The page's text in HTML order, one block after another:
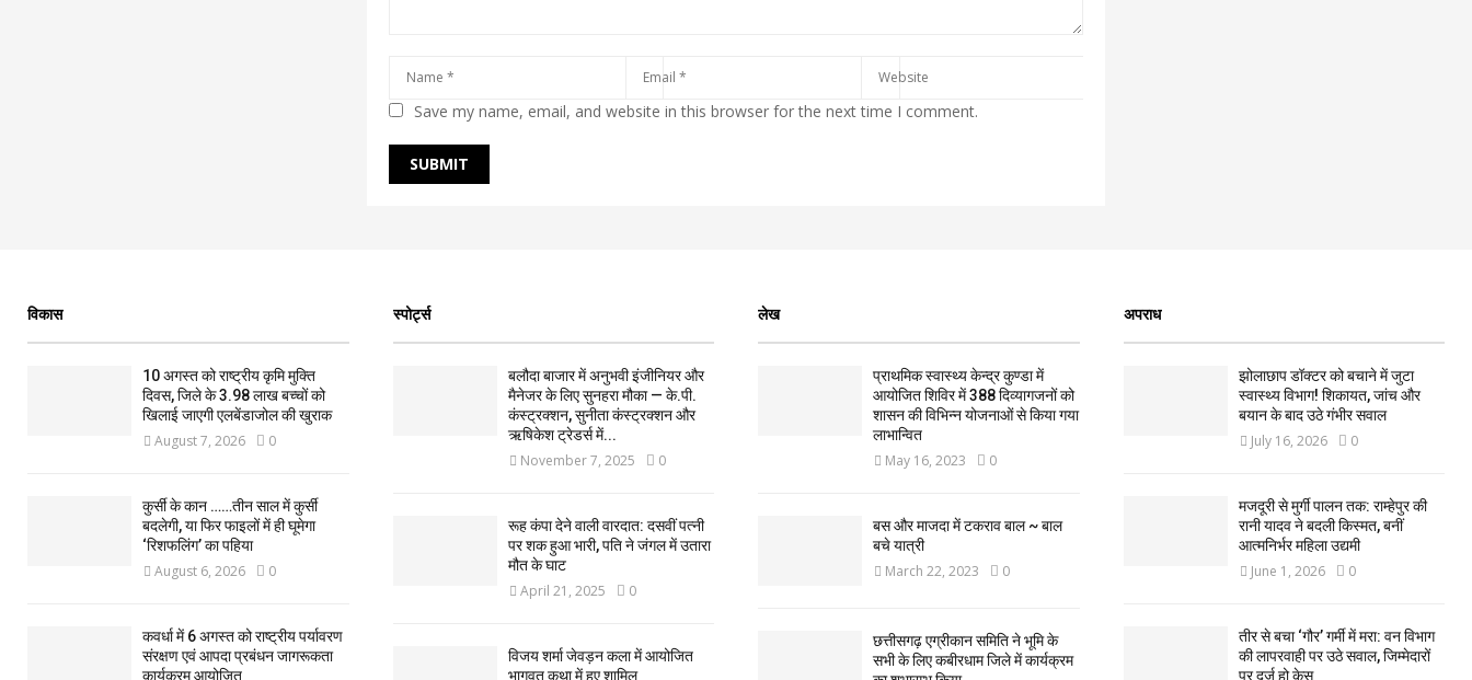
Save my name, email, and website in this browser for the next time I comment.
विकास
10 अगस्त को राष्ट्रीय कृमि मुक्ति
दिवस, जिले के 3.98 लाख बच्चों को
खिलाई जाएगी एलबेंडाजोल की खुराक
August 7, 2026 0
कुर्सी के कान ……तीन साल में कुर्सी
बदलेगी, या फिर फाइलों में ही घूमेगा
‘रिशफलिंग’ का पहिया
August 6, 2026 0
कवर्धा में 6 अगस्त को राष्ट्रीय पर्यावरण
संरक्षण एवं आपदा प्रबंधन जागरूकता
कार्यक्रम आयोजित
स्पोर्ट्स
बलौदा बाजार में अनुभवी इंजीनियर और
मैनेजर के लिए सुनहरा मौका — के.पी.
कंस्ट्रक्शन, सुनीता कंस्ट्रक्शन और
ऋषिकेश ट्रेडर्स में...
November 7, 2025 0
रूह कंपा देने वाली वारदात: दसवीं पत्नी
पर शक हुआ भारी, पति ने जंगल में उतारा
मौत के घाट
April 21, 2025 0
विजय शर्मा जेवड़न कला में आयोजित
भागवत कथा में हुए शामिल
लेख
प्राथमिक स्वास्थ्य केन्द्र कुण्डा में
आयोजित शिविर में 388 दिव्यागजनों को
शासन की विभिन्न योजनाओं से किया गया
लाभान्वित
May 16, 2023 0
बस और माजदा में टकराव बाल ~ बाल
बचे यात्री
March 22, 2023 0
छत्तीसगढ़ एग्रीकान समिति ने भूमि के
सभी के लिए कबीरधाम जिले में कार्यक्रम
अपराध
झोलाछाप डॉक्टर को बचाने में जुटा
स्वास्थ्य विभाग! शिकायत, जांच और
बयान के बाद उठे गंभीर सवाल
July 16, 2026 0
मजदूरी से मुर्गी पालन तक: राम्हेपुर की
रानी यादव ने बदली किस्मत, बनीं
आत्मनिर्भर महिला उद्यमी
June 1, 2026 0
तीर से बचा ‘गौर’ गर्मी में मरा: वन विभाग
की लापरवाही पर उठे सवाल, जिम्मेदारों
पर दर्ज हो केस